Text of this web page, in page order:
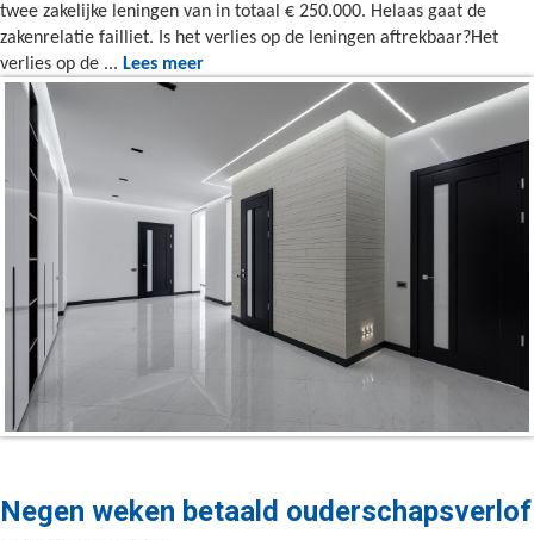
twee zakelijke leningen van in totaal € 250.000. Helaas gaat de
zakenrelatie failliet. Is het verlies op de leningen aftrekbaar?Het
verlies op de ... Lees meer
Negen weken betaald ouderschapsverlof